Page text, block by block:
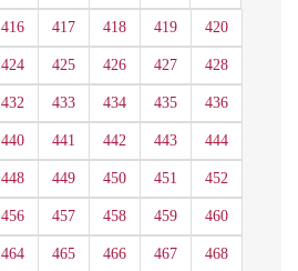
416 417 418 419 420
424 425 426 427 428
432 433 434 435 436
440 441 442 443 444
448 449 450 451 452
456 457 458 459 460
464 465 466 467 468